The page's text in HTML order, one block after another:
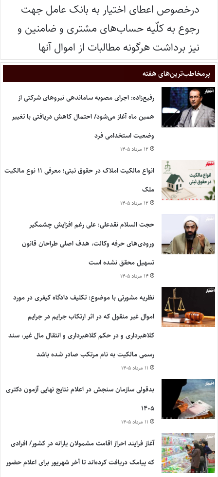
درخصوص اعطای اختیار به بانک عامل جهت
رجوع به کلّیه حساب‌های مشتری و ضامنین و
نیز برداشت هرگونه مطالبات از اموال آنها
پر‌مخاطب‌ترین‌های هفته
رفیع‌زاده: اجرای مصوبه ساماندهی نیروهای شرکتی از
همین ماه آغاز می‌شود/ احتمال کاهش دریافتی با تغییر
وضعیت استخدامی فرد
۱۲ مرداد ۱۴۰۵
انواع مالکیت املاک در حقوق ثبتی؛ معرفی ۱۱ نوع مالکیت
ملک
۱۲ مرداد ۱۴۰۵
حجت السلام نقدعلی: علی رغم افزایش چشمگیر
ورودی‌های حرفه وکالت، هدف اصلی طراحان قانون
تسهیل محقق نشده است
۱۴ مرداد ۱۴۰۵
نظریه مشورتی با موضوع: تکلیف دادگاه کیفری در مورد
اموال غیر منقول که در اثر ارتکاب جرایم در جرایم
کلاهبرداری و در حکم کلاهبرداری و انتقال مال غیر، سند
رسمی مالکیت به نام مرتکب صادر شده باشد
۱۱ مرداد ۱۴۰۵
بدقولی سازمان سنجش در اعلام نتایج نهایی آزمون دکتری
۱۴۰۵
۱۱ مرداد ۱۴۰۵
آغاز فرایند احراز اقامت مشمولان یارانه در کشور/ افرادی
که پیامک دریافت کرده‌اند تا آخر شهریور برای اعلام حضور